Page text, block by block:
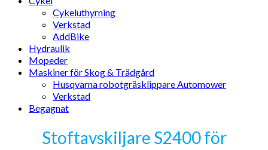
Cykeluthyrning
Verkstad
AddBike
Hydraulik
Mopeder
Maskiner för Skog & Trädgård
Husqvarna robotgräsklippare Automower
Verkstad
Begagnat
Stoftavskiljare S2400 för